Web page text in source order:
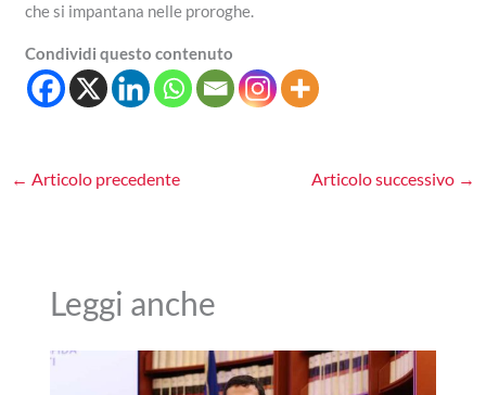
che si impantana nelle proroghe.
Condividi questo contenuto
← Articolo precedente Articolo successivo →
Leggi anche